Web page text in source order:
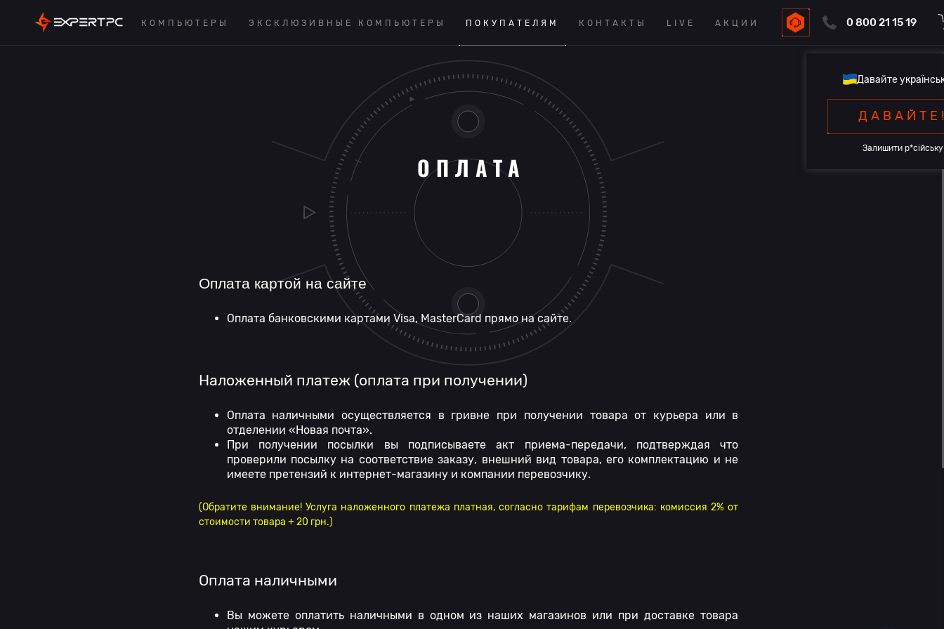
КОМПЬЮТЕРЫ ЭКСКЛЮЗИВНЫЕ КОМПЬЮТЕРЫ ПОКУПАТЕЛЯМ КОНТАКТЫ LIVE АКЦИИ 0 800 21 15 19
Давайте
Залишити р*сійську
ОПЛАТА
Оплата картой на сайте
Оплата банковскими картами Visa, MasterCard прямо на сайте.
Наложенный платеж (оплата при получении)
Оплата наличными осуществляется в гривне при получении товара от курьера или в
отделении «Новая почта».
При получении посылки вы подписываете акт приема-передачи, подтверждая что
проверили посылку на соответствие заказу, внешний вид товара, его комплектацию и не
имеете претензий к интернет-магазину и компании перевозчику.
(Обратите внимание! Услуга наложенного платежа платная, согласно тарифам перевозчика: комиссия 2% от
стоимости товара + 20 грн.)
Оплата наличными
Вы можете оплатить наличными в одном из наших магазинов или при доставке товара